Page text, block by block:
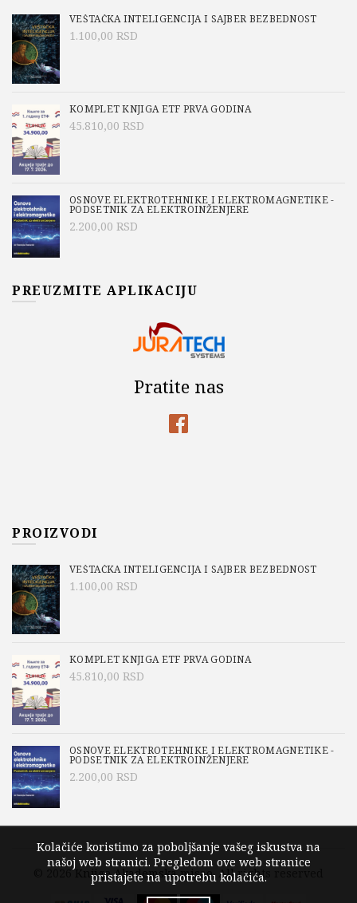
VEŠTAČKA INTELIGENCIJA I SAJBER BEZBEDNOST
1.100,00 RSD
KOMPLET KNJIGA ETF PRVA GODINA
45.810,00 RSD
OSNOVE ELEKTROTEHNIKE I ELEKTROMAGNETIKE -
PODSETNIK ZA ELEKTROINŽENJERE
2.200,00 RSD
PREUZMITE APLIKACIJU
Pratite nas
PROIZVODI
VEŠTAČKA INTELIGENCIJA I SAJBER BEZBEDNOST
1.100,00 RSD
KOMPLET KNJIGA ETF PRVA GODINA
45.810,00 RSD
OSNOVE ELEKTROTEHNIKE I ELEKTROMAGNETIKE -
PODSETNIK ZA ELEKTROINŽENJERE
2.200,00 RSD
© 2026 Knjige Akademska misao. All rights reserved
Kolačiće koristimo za poboljšanje vašeg iskustva na
našoj web stranici. Pregledom ove web stranice
pristajete na upotrebu kolačića.